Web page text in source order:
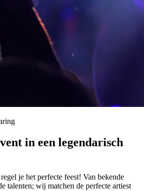
in een legendarisch
je het perfecte feest! Van bekende
talenten; wij matchen de perfecte artiest